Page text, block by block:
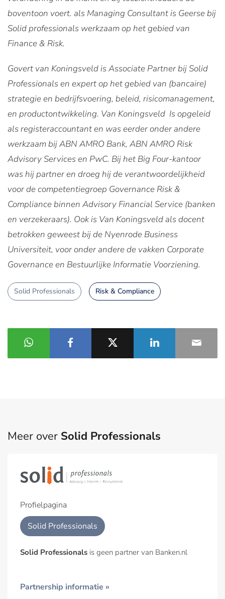
boventoon voert. als Managing Consultant is Geerse bij
Solid professionals werkzaam op het gebied van
Finance & Risk.
Govert van Koningsveld is Associate Partner bij Solid
Professionals en expert op het gebied van (bancaire)
strategie en bedrijfsvoering, beleid, risicomanagement,
en productontwikkeling. Van Koningsveld Is opgeleid
als registeraccountant en was eerder onder andere
werkzaam bij ABN AMRO Bank, ABN AMRO Risk
Advisory Services en PwC. Bij het Big Four-kantoor
was hij partner en droeg hij de verantwoordelijkheid
voor de competentiegroep Governance Risk &
Compliance binnen Advisory Financial Service (banken
en verzekeraars). Ook is Van Koningsveld als docent
betrokken geweest bij de Nyenrode Business
Universiteit, voor onder andere de vakken Corporate
Governance en Bestuurlijke Informatie Voorziening.
Solid Professionals Risk & Compliance
Meer over Solid Professionals
Profielpagina
Solid Professionals
Solid Professionals is geen partner van Banken.nl
Partnership informatie »